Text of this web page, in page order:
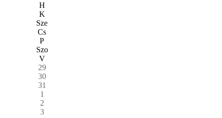
H
K
Sze
Cs
P
Szo
V
29
30
31
1
2
3